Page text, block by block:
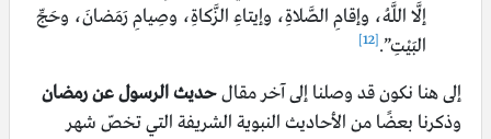
إلَّا اللَّهُ، وإقامِ الصَّلاةِ، وإيتاءِ الزَّكاةِ، وصِيامِ رَمَضانَ، وحَجِّ
البَيْتِ”.[12]
إلى هنا نكون قد وصلنا إلى آخر مقالحديث الرسول عن رمضان
وذكرنا بعضًا من الأحاديث النبوية الشريفة التي تخصّ شهر